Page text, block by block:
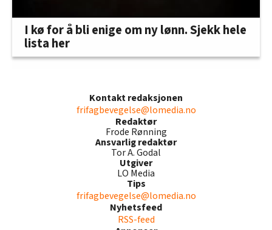
I kø for å bli enige om ny lønn. Sjekk hele
lista her
Kontakt redaksjonen
frifagbevegelse@lomedia.no
Redaktør
Frode Rønning
Ansvarlig redaktør
Tor A. Godal
Utgiver
LO Media
Tips
frifagbevegelse@lomedia.no
Nyhetsfeed
RSS-feed